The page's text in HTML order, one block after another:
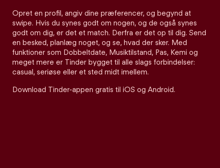
Opret en profil, angiv dine præferencer, og begynd at
swipe. Hvis du synes godt om nogen, og de også synes
godt om dig, er det et match. Derfra er det op til dig. Send
en besked, planlæg noget, og se, hvad der sker. Med
funktioner som Dobbeltdate, Musiktilstand, Pas, Kemi og
meget mere er Tinder bygget til alle slags forbindelser:
casual, seriøse eller et sted midt imellem.
Download Tinder-appen gratis til iOS og Android.